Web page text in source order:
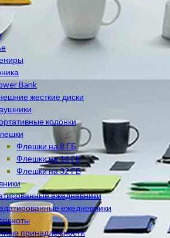
Bank
жесткие диски
колонки
Флешки на 8 ГБ
Флешки на 16 ГБ
Флешки на 32 ГБ
ежедневники
ежедневники
принадлежности